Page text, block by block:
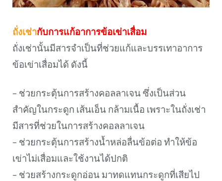
ถั่งเช่ากับการแก้อาการข้อเข่าเสื่อม
ถั่งเช่านั้นมีสารจำเป็นที่ช่วยแก้และบรรเทาอาการ
ข้อเข่าเสื่อมได้ ดังนี้
– ช่วยกระตุ้นการสร้างคอลลาเจน ซึ่งเป็นส่วน
สำคัญในกระดูก เส้นเอ็น กล้ามเนื้อ เพราะในถั่งเช่า
มีสารที่ช่วยในการสร้างคอลลาเจน
– ช่วยกระตุ้นการสร้างน้ำหล่อลื่นข้อต่อ ทำให้ข้อ
เข่าไม่เสื่อมและใช้งานได้ปกติ
– ช่วยสร้างกระดูกอ่อน มาทดแทนกระดูกที่เสียไป